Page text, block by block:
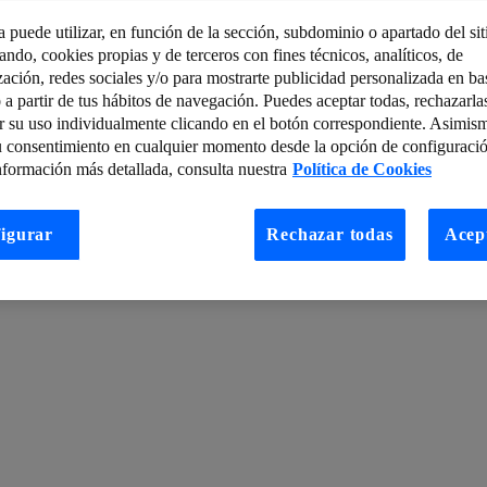
el cliente
Breve historia de Internet de las cosas (IoT)
Arduino (I) Boletín semanal de Ciberseguridad, 25 – 31 de marzo
suma a la Movistar Media Maratón de Madrid
moda garantiza la transformación ExpoCloud 2015: crónica de dos
para el crecimiento de las empresas?
puede utilizar, en función de la sección, subdominio o apartado del
cookies propias y de terceros con fines técnicos, analíticos, de
redes sociales y/o para mostrarte publicidad personalizada en
partir de tus hábitos de navegación. Puedes aceptar todas,
su uso individualmente clicando en el botón correspondiente.
consentimiento en cualquier momento desde la opción de
más detallada, consulta nuestra Política de Cookies
Rechazar todas